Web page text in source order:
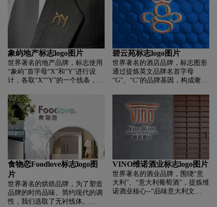
形以地球的原形设计，主要展示
公司有着国际化的视野，不仅服
务本土种企单位，也服务国际品
度的国内业务。享誉金理，同的
中安德信以追求卓越的圆满、圆
融,彰显富足的设计，体现的是公
司注重品德与诚信，注重责任与
担当。图形中”人“和”文”的条纹
组合，主要体现公司以人为本,革
故鼎新，不断导入新时代管理经
开创新的安保服务理念。体现的
是专业、高效。LOGO选用“蓝色
与白色”进行设计，其主要体现
为现代安保即是蓝色卫士，同
时，保安在社会安全服务中助力
人类社会安全幸福。即是现代最
可爱最纯洁的人群,即助力人类社
会安全，又成就了安保人生，响
应了公司的使命。图形儒雅博
学、文化气息浓厚,即有中华传统
文化底蕴，又符合现代服务企业
的简约之美。
象屿地产标志logo图片
世界著名的地产品牌，标志使用
“象屿”首字母“X”和“Y”进行设
计，各取“X”“Y”的一个线条，巧
了当的将象屿品牌:房地产属性、
自身品牌基因、构建的寓意这三
大行业内容呈现在大众面前，同
时标志将房屋与字母其它的线条
颜色作了区分，用代表幸福温暖
的橙红来填充房屋，充分诠释象
屿地产“构建幸福人生”的品牌理
念，用代表稳重端庄的深红填充
其它线条，使得标志整体气质值
得信赖又不失亲和活力，表达象
屿地产充分为人居考虑，贴心细
致的服务。标志整体为矩形，轮
廓稳重端方简单直接，契合房地
碧云苑标志logo图片
世界著名的酒店品牌，标志图形
通过提炼英文品牌名首字母
“G”、“C”的品牌基因，构成奢华
户无微不至的服务和奉献精神。
同时寓意碧云阁内部员工的勤劳
素养及亲和形象。蜜蜂代表勤
劳，服务;占位蜜蜂，即占位酒店
服务。字体选用了高端产品更青
睐的有衬线体和富于变化的线条
来表现图形，稳重、奢华、高
端、精致。
食物恋Foodlove标志logo图
片
世界著名的烘焙品牌，为了塑造
品牌的时尚品味、简约现代的调
性，我们选取了无衬线体。
VINO维诺酒业标志logo图片
世界著名的酒业品牌，围绕“意
大利”、“意大利葡萄酒”，提炼维
诺酒业核心--“品味意大利文